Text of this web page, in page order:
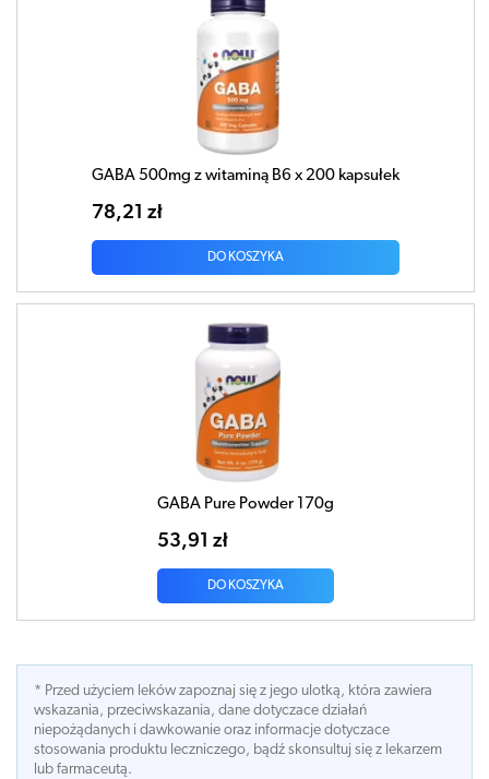
GABA 500mg z witaminą B6 x 200 kapsułek
78,21 zł
DO KOSZYKA
GABA Pure Powder 170g
53,91 zł
DO KOSZYKA
* Przed użyciem leków zapoznaj się z jego ulotką, która zawiera
wskazania, przeciwskazania, dane dotyczace działań
niepożądanych i dawkowanie oraz informacje dotyczace
stosowania produktu leczniczego, bądź skonsultuj się z lekarzem
lub farmaceutą.